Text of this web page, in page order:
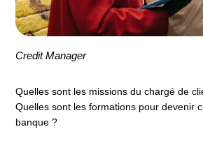
Credit Manager
Quelles sont les missions du chargé de
Quelles sont les formations pour devenir
banque ?